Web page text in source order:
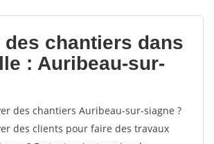
votes
des chantiers dans
: Auribeau-sur-
des chantiers Auribeau-sur-siagne ?
des clients pour faire des travaux